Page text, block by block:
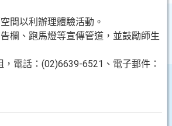
間以利辦理體驗活動。
欄、跑馬燈等宣傳管道，並鼓勵師生
電話：(02)6639-6521、電子郵件：